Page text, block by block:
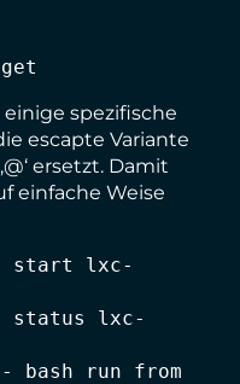
spezifische
escapte Variante
ersetzt. Damit
einfache Weise
start lxc-
status lxc-
bash run from